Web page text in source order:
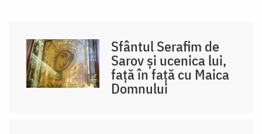
Sfântul Serafim de
Sarov și ucenica lui,
față în față cu Maica
Domnului